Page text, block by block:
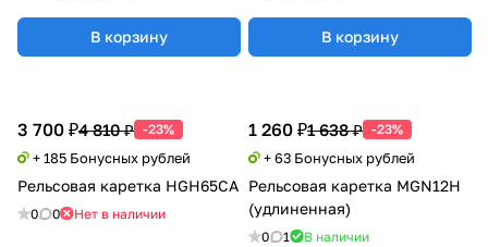
В корзину В корзину
1 260 ₽1 638 ₽ -23%
+ 63 Бонусных рублей
Рельсовая каретка MGN12H
(удлиненная)
0 1 В наличии
3 700 ₽4 810 ₽ -23%
+ 185 Бонусных рублей
Рельсовая каретка HGH65CA
0 0 Нет в наличии